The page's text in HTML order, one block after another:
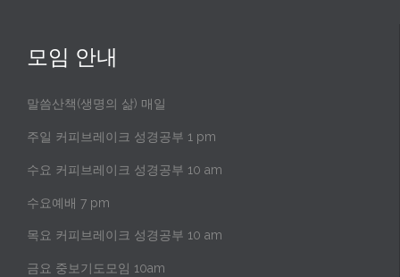
모임 안내
말씀산책(생명의 삶) 매일
주일 커피브레이크 성경공부 1 pm
수요 커피브레이크 성경공부 10 am
수요예배 7 pm
목요 커피브레이크 성경공부 10 am
금요 중보기도모임 10am